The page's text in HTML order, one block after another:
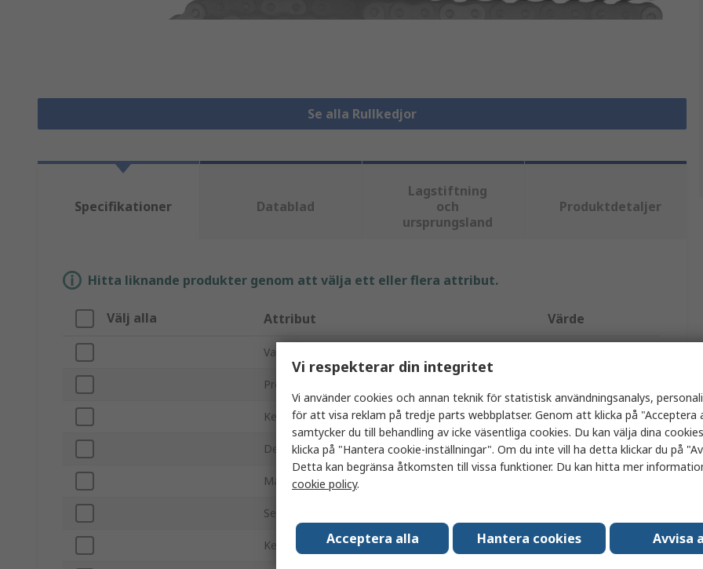
Se alla Rullkedjor
Specifikationer Datablad
Lagstiftning
och
ursprungsland
Produktdetaljer
Hitta liknande produkter genom att välja ett eller flera attribut.
Välj alla Attribut Värde
Varumärke
Produkttyp
Kedjetyp 06B
Delning 9.53mm
Material
Serie
Kedjestandard BS
Vi respekterar din integritet
Vi använder cookies och annan teknik för statistisk användningsanalys,
för att visa reklam på tredje parts webbplatser. Genom att klicka på "Acceptera
samtycker du till behandling av icke väsentliga cookies. Du kan välja dina
klicka på "Hantera cookie-inställningar". Om du inte vill ha detta klickar du på
Detta kan begränsa åtkomsten till vissa funktioner. Du kan hitta mer
cookie policy.
Acceptera alla Hantera cookies Avvisa